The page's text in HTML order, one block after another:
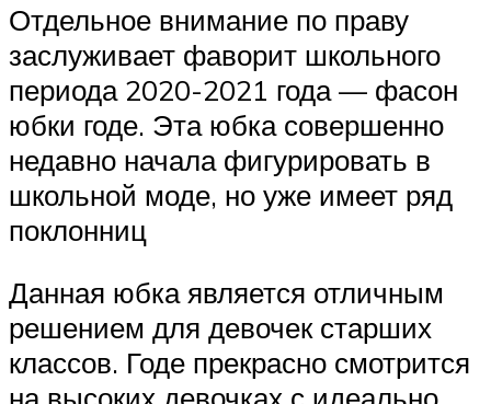
Отдельное внимание по праву
заслуживает фаворит школьного
периода 2020-2021 года — фасон
юбки годе. Эта юбка совершенно
недавно начала фигурировать в
школьной моде, но уже имеет ряд
поклонниц
Данная юбка является отличным
решением для девочек старших
классов. Годе прекрасно смотрится